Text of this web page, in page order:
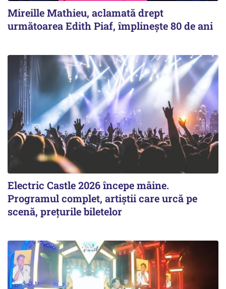
Mireille Mathieu, aclamată drept
următoarea Edith Piaf, împlinește 80 de ani
Electric Castle 2026 începe mâine.
Programul complet, artiștii care urcă pe
scenă, prețurile biletelor